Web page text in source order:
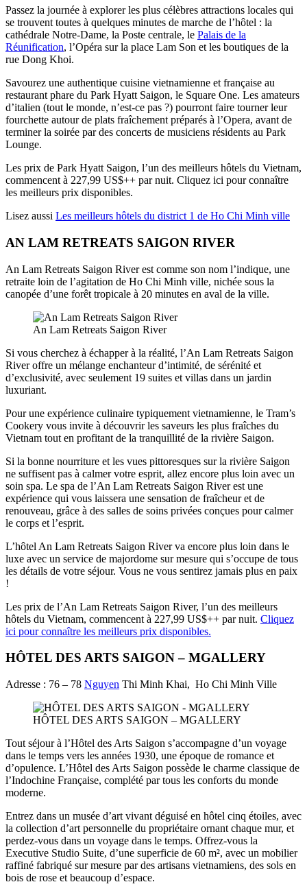
Passez la journée à explorer les plus célèbres attractions locales qui
se trouvent toutes à quelques minutes de marche de l’hôtel : la
cathédrale Notre-Dame, la Poste centrale, le Palais de la
Réunification, l’Opéra sur la place Lam Son et les boutiques de la
rue Dong Khoi.
Savourez une authentique cuisine vietnamienne et française au
restaurant phare du Park Hyatt Saigon, le Square One. Les amateurs
d’italien (tout le monde, n’est-ce pas ?) pourront faire tourner leur
fourchette autour de plats fraîchement préparés à l’Opera, avant de
terminer la soirée par des concerts de musiciens résidents au Park
Lounge.
Les prix de Park Hyatt Saigon, l’un des meilleurs hôtels du Vietnam,
commencent à 227,99 US$++ par nuit. Cliquez ici pour connaître
les meilleurs prix disponibles.
Lisez aussi Les meilleurs hôtels du district 1 de Ho Chi Minh ville
AN LAM RETREATS SAIGON RIVER
An Lam Retreats Saigon River est comme son nom l’indique, une
retraite loin de l’agitation de Ho Chi Minh ville, nichée sous la
canopée d’une forêt tropicale à 20 minutes en aval de la ville.
An Lam Retreats Saigon River
Si vous cherchez à échapper à la réalité, l’An Lam Retreats Saigon
River offre un mélange enchanteur d’intimité, de sérénité et
d’exclusivité, avec seulement 19 suites et villas dans un jardin
luxuriant.
Pour une expérience culinaire typiquement vietnamienne, le Tram’s
Cookery vous invite à découvrir les saveurs les plus fraîches du
Vietnam tout en profitant de la tranquillité de la rivière Saigon.
Si la bonne nourriture et les vues pittoresques sur la rivière Saigon
ne suffisent pas à calmer votre esprit, allez encore plus loin avec un
soin spa. Le spa de l’An Lam Retreats Saigon River est une
expérience qui vous laissera une sensation de fraîcheur et de
renouveau, grâce à des salles de soins privées conçues pour calmer
le corps et l’esprit.
L’hôtel An Lam Retreats Saigon River va encore plus loin dans le
luxe avec un service de majordome sur mesure qui s’occupe de tous
les détails de votre séjour. Vous ne vous sentirez jamais plus en paix
!
Les prix de l’An Lam Retreats Saigon River, l’un des meilleurs
hôtels du Vietnam, commencent à 227,99 US$++ par nuit. Cliquez
ici pour connaître les meilleurs prix disponibles.
HÔTEL DES ARTS SAIGON – MGALLERY
Adresse : 76 – 78 Nguyen Thi Minh Khai, Ho Chi Minh Ville
HÔTEL DES ARTS SAIGON – MGALLERY
Tout séjour à l’Hôtel des Arts Saigon s’accompagne d’un voyage
dans le temps vers les années 1930, une époque de romance et
d’opulence. L’Hôtel des Arts Saigon possède le charme classique de
l’Indochine Française, complété par tous les conforts du monde
moderne.
Entrez dans un musée d’art vivant déguisé en hôtel cinq étoiles, avec
la collection d’art personnelle du propriétaire ornant chaque mur, et
perdez-vous dans un voyage dans le temps. Offrez-vous la
Executive Studio Suite, d’une superficie de 60 m², avec un mobilier
raffiné fabriqué sur mesure par des artisans vietnamiens, des sols en
bois de rose et beaucoup d’espace.